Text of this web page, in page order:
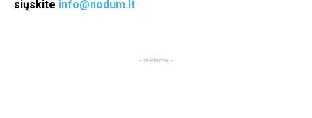
siųskite info@nodum.lt
- reklama -